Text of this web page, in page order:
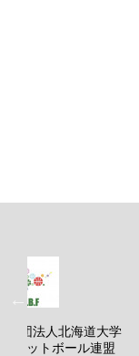
社団法人北海道大学
ケットボール連盟